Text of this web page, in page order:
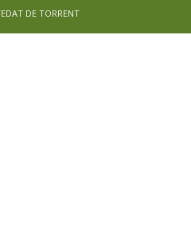
DE TORRENT